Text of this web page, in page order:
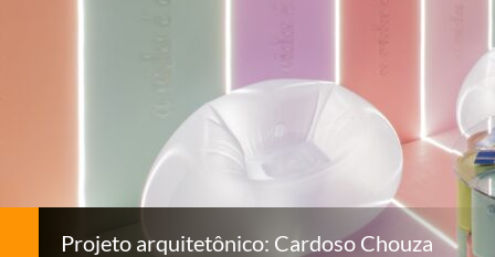
Projeto arquitetônico: Cardoso Chouza